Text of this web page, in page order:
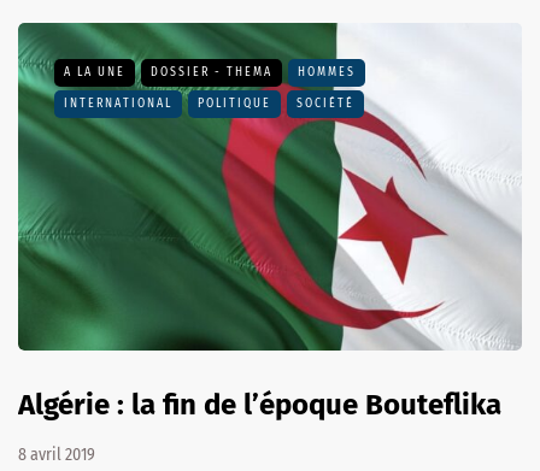
A LA UNE DOSSIER - THEMA HOMMES
INTERNATIONAL POLITIQUE SOCIÉTÉ
Algérie : la fin de l’époque Bouteflika
8 avril 2019